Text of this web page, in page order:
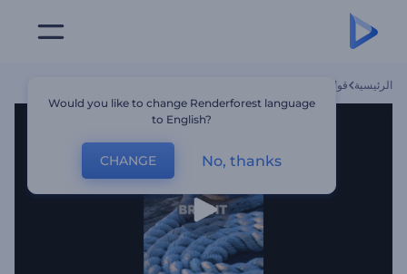
الرئيسية قوالب
Would you like to change Renderforest language
to English?
CHANGE No, thanks